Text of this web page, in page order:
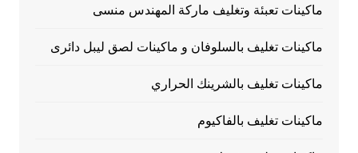
ماكينات تعبئة وتغليف ماركة المهندس منسى
ماكينات تغليف بالسلوفان و ماكينات لصق ليبل دائرى
ماكينات تغليف بالشرينك الحراري
ماكينات تغليف بالفاكيوم